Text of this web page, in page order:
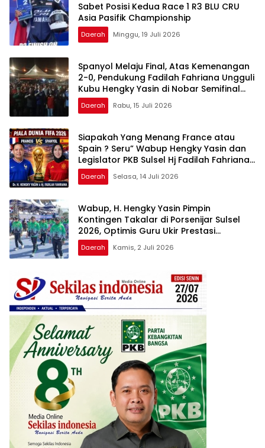
Sabet Posisi Kedua Race 1 R3 BLU CRU
Asia Pasifik Championship
Daerah Minggu, 19 Juli 2026
Spanyol Melaju Final, Atas Kemenangan
2-0, Pendukung Fadilah Fahriana Ungguli
Kubu Hengky Yasin di Nobar Semifinal
Piala Dunia 2026
Daerah Rabu, 15 Juli 2026
Siapakah Yang Menang France atau
Spain ? Seru” Wabup Hengky Yasin dan
Legislator PKB Sulsel Hj Fadilah Fahriana
Adu Dukungan di Nobar Semifinal Piala
Dunia 2026
Daerah Selasa, 14 Juli 2026
Wabup, H. Hengky Yasin Pimpin
Kontingen Takalar di Porsenijar Sulsel
2026, Optimis Guru Ukir Prestasi
Gemilang di Sidrap
Daerah Kamis, 2 Juli 2026